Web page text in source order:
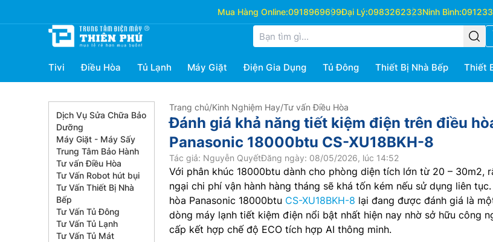
Mua Hàng Online:0918969699Đại Lý:0983262323Ninh Bình:
Tivi Điều Hòa Tủ Lạnh Máy Giặt Điện Gia Dụng Tủ Đông Thiết Bị Nhà Bếp Thiết
Dịch Vụ Sửa Chữa Bảo
Dưỡng
Máy Giặt - Máy Sấy
Trung Tâm Bảo Hành
Tư vấn Điều Hòa
Tư Vấn Robot hút bụi
Tư Vấn Thiết Bị Nhà
Bếp
Tư Vấn Tủ Đông
Tư Vấn Tủ Lạnh
Tư Vấn Tủ Mát
Trang chủ/Kinh Nghiệm Hay/Tư vấn Điều Hòa
Đánh giá khả năng tiết kiệm điện trên điều
Panasonic 18000btu CS-XU18BKH-8
Tác giả: Nguyễn QuyếtĐăng ngày: 08/05/2026, lúc 14:52
Với phân khúc 18000btu dành cho phòng diện tích lớn từ 20 – 30m2,
ngại chi phí vận hành hàng tháng sẽ khá tốn kém nếu sử dụng liên
hòa Panasonic 18000btu CS-XU18BKH-8 lại đang được đánh giá là
dòng máy lạnh tiết kiệm điện nổi bật nhất hiện nay nhờ sở hữu công
cấp kết hợp chế độ ECO tích hợp AI thông minh.